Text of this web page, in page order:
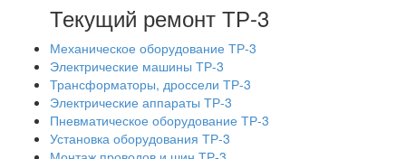
Текущий ремонт ТР-3
Механическое оборудование ТР-3
Электрические машины ТР-3
Трансформаторы, дроссели ТР-3
Электрические аппараты ТР-3
Пневматическое оборудование ТР-3
Установка оборудования ТР-3